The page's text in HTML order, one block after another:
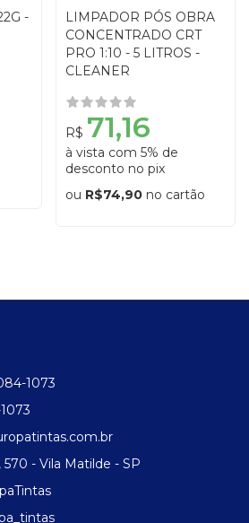
-
LIMPADOR PÓS OBRA
CONCENTRADO CRT
PRO 1:10 - 5 LITROS -
CLEANER
R$ 71,16
à vista com 5% de
desconto no pix
ou R$74,90no cartão
1073
1073
- Vila Matilde - SP